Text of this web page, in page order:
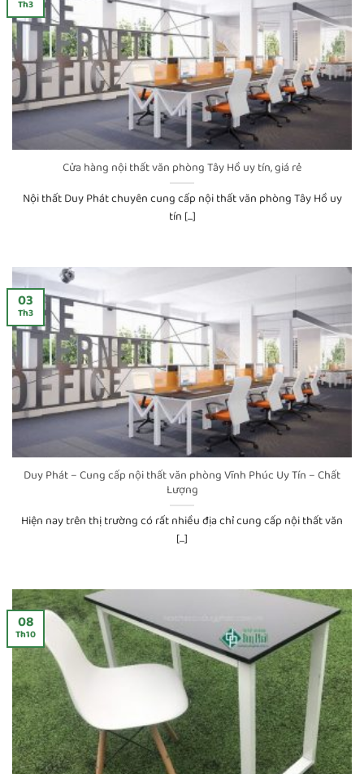
Cửa hàng nội thất văn phòng Tây Hồ uy tín, giá rẻ
Nội thất Duy Phát chuyên cung cấp nội thất văn phòng Tây Hồ uy
tín [...]
Th3
Duy Phát – Cung cấp nội thất văn phòng Vĩnh Phúc Uy Tín – Chất
Lượng
Hiện nay trên thị trường có rất nhiều địa chỉ cung cấp nội thất văn
[...]
03
Th3
08
Th10